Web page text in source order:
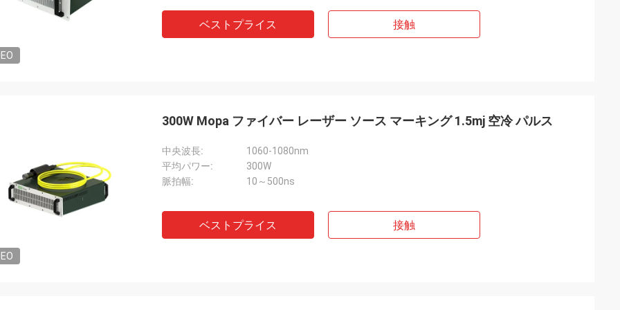
ベストプライス 接触
300W Mopa ファイバー レーザー ソース マーキング 1.5mj 空冷 パルス
中央波長:
1060-1080nm
平均パワー:
300W
脈拍幅:
10～500ns
ベストプライス 接触